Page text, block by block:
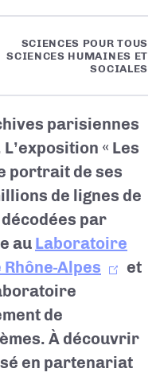
SCIENCES POUR TOUS
SCIENCES HUMAINES ET
SOCIALES
parisiennes
« Les
portrait de ses
de lignes de
par
au Laboratoire
Alpes
et
de
À découvrir
en partenariat